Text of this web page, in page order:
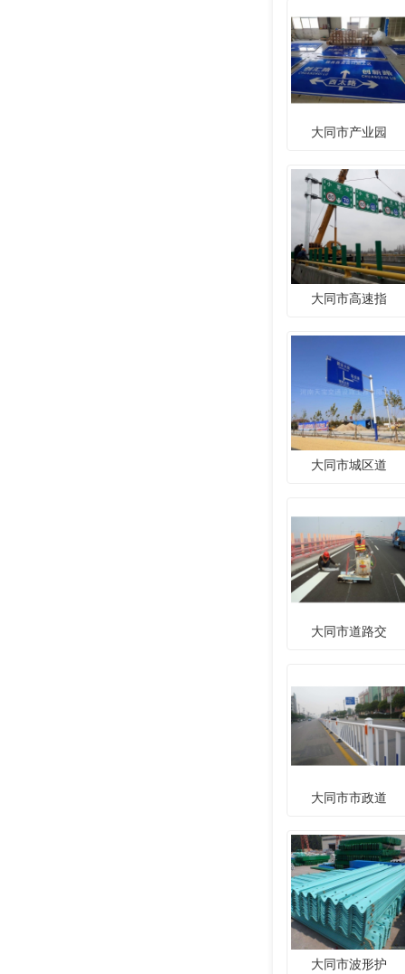
大同市产业园
大同市高速指
大同市城区道
大同市道路交
大同市市政道
大同市波形护